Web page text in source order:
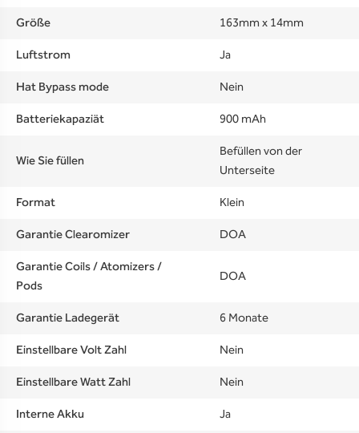
Größe
163mm x 14mm
Luftstrom
Ja
Hat Bypass mode
Nein
Batteriekapaziät
900 mAh
Wie Sie füllen
Befüllen von der
Unterseite
Format
Klein
Garantie Clearomizer
DOA
Garantie Coils / Atomizers /
Pods
DOA
Garantie Ladegerät
6 Monate
Einstellbare Volt Zahl
Nein
Einstellbare Watt Zahl
Nein
Interne Akku
Ja